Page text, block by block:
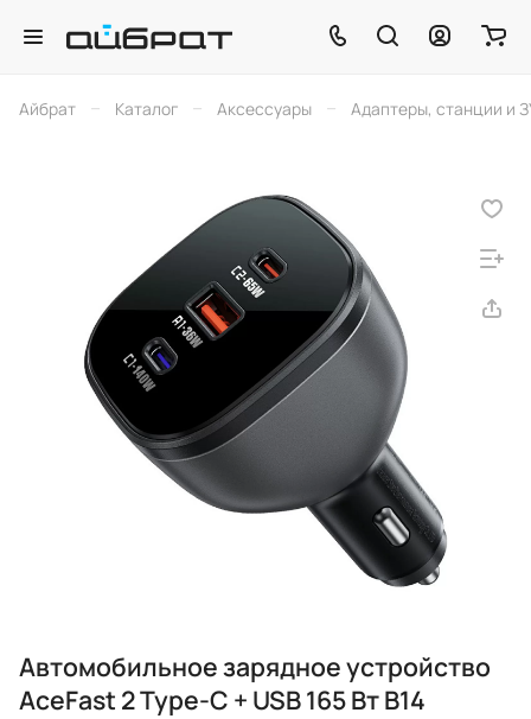
Айбрат – Каталог – Аксессуары – Адаптеры, станции и
Автомобильное зарядное устройство
AceFast 2 Type-C + USB 165 Вт B14